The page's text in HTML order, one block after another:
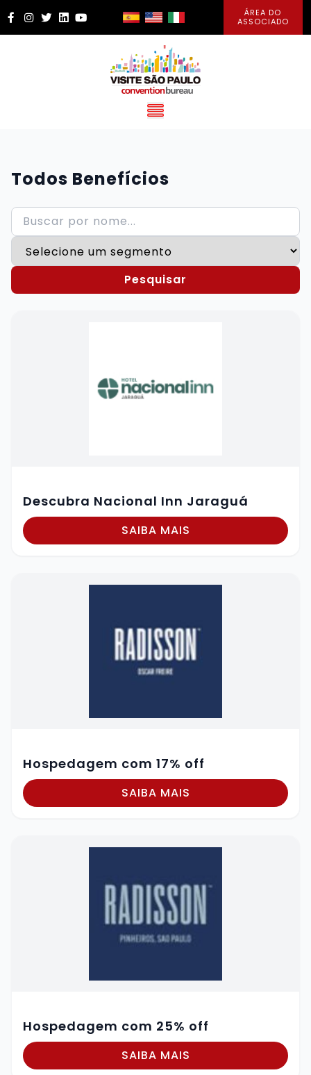
Facebook
Instagram
Twitter
LinkedIn
YouTube
ÁREA DO
ASSOCIADO
Todos Benefícios
Pesquisar
Descubra Nacional Inn Jaraguá
SAIBA MAIS
Hospedagem com 17% off
SAIBA MAIS
Hospedagem com 25% off
SAIBA MAIS